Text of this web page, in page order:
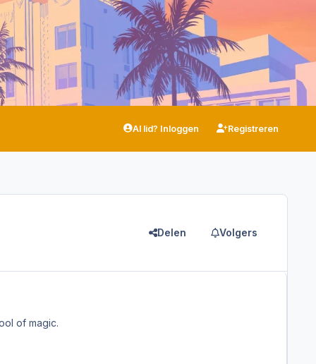
Al lid? Inloggen Registreren
Delen Volgers
of magic.